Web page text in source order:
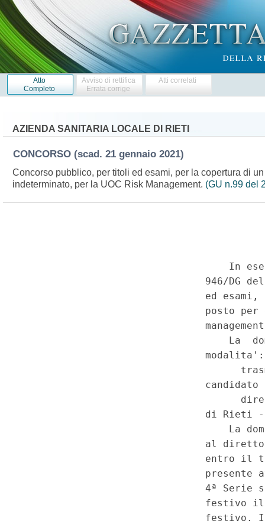
Atto
Completo
Avviso di rettifica
Errata corrige
Atti correlati
AZIENDA SANITARIA LOCALE DI RIETI
CONCORSO (scad. 21 gennaio 2021)
Concorso pubblico, per titoli ed esami, per la copertura di
indeterminato, per la UOC Risk Management. (GU n.99 del